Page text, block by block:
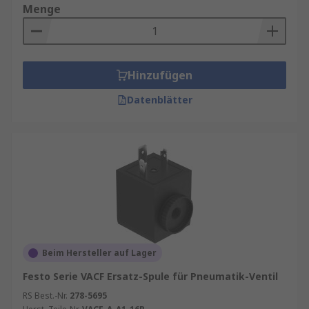
Temperaturbeständigkeit aufweist.
Auswahl von Magnetspulen
Ein weiterer wichtiger Faktor bei der
Auswahl von Magnetspulen für
Regelkreisventile ist die elektrische
aber es gibt auch Anwendungen, die höhere
Spannungen erfordern. In diesen Fällen
ausgelegt sein, um sicherzustellen, dass sie
die höhere Spannung aushalten können.
Eine weitere wichtige Überlegung bei der
Auswahl von Magnetspulen für
Regelkreisventile ist die Größe. Die Größe
der Magnetspule hängt von der Größe des
Menge
Hinzufügen
Datenblätter
Beim Hersteller auf Lager
Festo Serie VACF Ersatz-Spule für Pneumatik-Ventil
RS Best.-Nr. 278-5695